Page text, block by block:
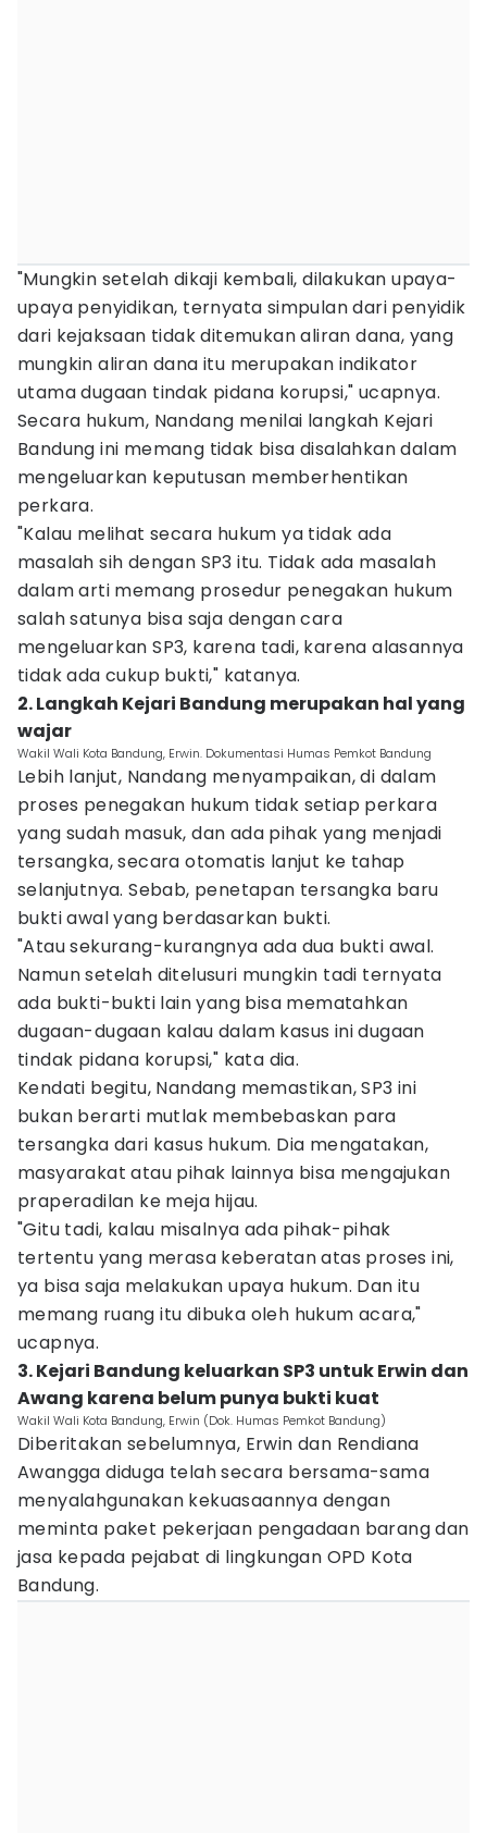
"Mungkin setelah dikaji kembali, dilakukan upaya-
upaya penyidikan, ternyata simpulan dari penyidik
dari kejaksaan tidak ditemukan aliran dana, yang
mungkin aliran dana itu merupakan indikator
utama dugaan tindak pidana korupsi," ucapnya.
Secara hukum, Nandang menilai langkah Kejari
Bandung ini memang tidak bisa disalahkan dalam
mengeluarkan keputusan memberhentikan
perkara.
"Kalau melihat secara hukum ya tidak ada
masalah sih dengan SP3 itu. Tidak ada masalah
dalam arti memang prosedur penegakan hukum
salah satunya bisa saja dengan cara
mengeluarkan SP3, karena tadi, karena alasannya
tidak ada cukup bukti," katanya.
2. Langkah Kejari Bandung merupakan hal yang
wajar
Wakil Wali Kota Bandung, Erwin. Dokumentasi Humas Pemkot Bandung
Lebih lanjut, Nandang menyampaikan, di dalam
proses penegakan hukum tidak setiap perkara
yang sudah masuk, dan ada pihak yang menjadi
tersangka, secara otomatis lanjut ke tahap
selanjutnya. Sebab, penetapan tersangka baru
bukti awal yang berdasarkan bukti.
"Atau sekurang-kurangnya ada dua bukti awal.
Namun setelah ditelusuri mungkin tadi ternyata
ada bukti-bukti lain yang bisa mematahkan
dugaan-dugaan kalau dalam kasus ini dugaan
tindak pidana korupsi," kata dia.
Kendati begitu, Nandang memastikan, SP3 ini
bukan berarti mutlak membebaskan para
tersangka dari kasus hukum. Dia mengatakan,
masyarakat atau pihak lainnya bisa mengajukan
praperadilan ke meja hijau.
"Gitu tadi, kalau misalnya ada pihak-pihak
tertentu yang merasa keberatan atas proses ini,
ya bisa saja melakukan upaya hukum. Dan itu
memang ruang itu dibuka oleh hukum acara,"
ucapnya.
3. Kejari Bandung keluarkan SP3 untuk Erwin dan
Awang karena belum punya bukti kuat
Wakil Wali Kota Bandung, Erwin (Dok. Humas Pemkot Bandung)
Diberitakan sebelumnya, Erwin dan Rendiana
Awangga diduga telah secara bersama-sama
menyalahgunakan kekuasaannya dengan
meminta paket pekerjaan pengadaan barang dan
jasa kepada pejabat di lingkungan OPD Kota
Bandung.